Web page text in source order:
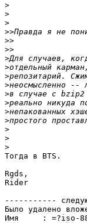
>
>
>
>>
>>
>>
>
>
>
>
>
>
>
>
>
>
>
Тогда в BTS.
Rgds,
Rider
-----------
Было удалено
Имя     : =?iso-8859-